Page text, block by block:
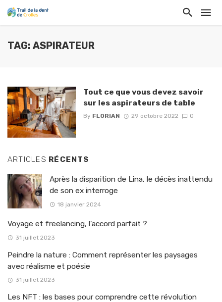
TAG: ASPIRATEUR
Tout ce que vous devez savoir
sur les aspirateurs de table
By FLORIAN 29 octobre 2022 0
ARTICLES RÉCENTS
Après la disparition de Lina, le décès inattendu
de son ex interroge
18 janvier 2024
Voyage et freelancing, l’accord parfait ?
31 juillet 2023
Peindre la nature : Comment représenter les paysages
avec réalisme et poésie
31 juillet 2023
Les NFT : les bases pour comprendre cette révolution